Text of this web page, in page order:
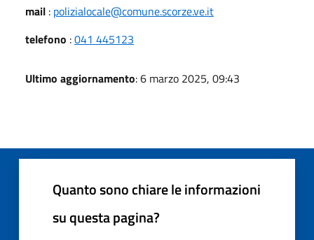
mail : polizialocale@comune.scorze.ve.it
telefono :041 445123
Ultimo aggiornamento: 6 marzo 2025, 09:43
Quanto sono chiare le informazioni
su questa pagina?